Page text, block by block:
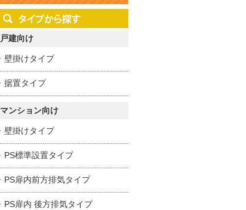
戸建向け
壁掛けタイプ
据置タイプ
マンション向け
壁掛けタイプ
PS標準設置タイプ
PS扉内前方排気タイプ
PS扉内 後方排気タイプ